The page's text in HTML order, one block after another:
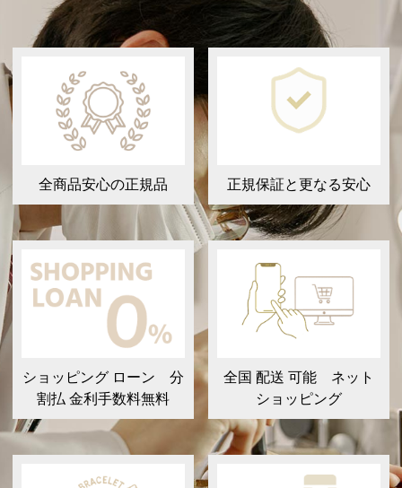
全商品安心の正規品 正規保証と更なる安心
ショッピング ローン 分
割払 金利手数料無料
全国 配送 可能 ネット
ショッピング